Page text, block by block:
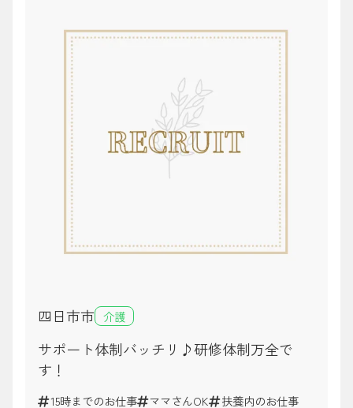
四日市市 介護
サポート体制バッチリ♪研修体制万全で
す！
15時までのお仕事 ママさんOK 扶養内のお仕事